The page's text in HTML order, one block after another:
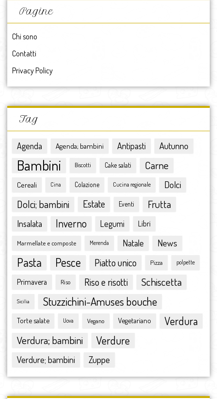
giugno 2017
maggio 2017
marzo 2017
febbraio 2017
gennaio 2017
dicembre 2016
novembre 2016
ottobre 2016
settembre 2016
luglio 2016
giugno 2016
aprile 2016
marzo 2016
febbraio 2016
gennaio 2016
novembre 2015
ottobre 2015
agosto 2015
luglio 2015
maggio 2015
marzo 2015
febbraio 2015
novembre 2014
Pagine
Chi sono
Contatti
Privacy Policy
Tag
Agenda Agenda; bambini Antipasti Autunno
Bambini Biscotti Cake salati Carne
Cereali Cina Colazione Cucina regionale Dolci
Dolci; bambini Estate Eventi Frutta
Insalata Inverno Legumi Libri
Marmellate e composte Merenda Natale News
Pasta Pesce Piatto unico Pizza polpette
Primavera Riso Riso e risotti Schiscetta
Sicilia Stuzzichini-Amuses bouche
Torte salate Uova Vegano Vegetariano Verdura
Verdura; bambini Verdure
Verdure; bambini Zuppe